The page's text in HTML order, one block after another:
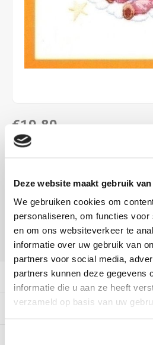
Deze website maakt gebruik
We gebruiken cookies om
personaliseren, om functies voor
en om ons websiteverkeer te
informatie over uw gebruik van
partners voor social media,
partners kunnen deze gegevens
informatie die u aan ze heeft
verzameld op basis van uw
€19,80
LEVERTIJD: CA. 1 WEEK
39x31 cm beertje op wolk blauw
Toevoegen
DELEN:
Productomschrijving
Gerelateerde producten